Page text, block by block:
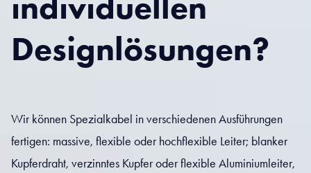
Designlösungen?
Wir können Spezialkabel in verschiedenen Ausführungen
fertigen: massive, flexible oder hochflexible Leiter; blanker
Kupferdraht, verzinntes Kupfer oder flexible Aluminiumleiter,